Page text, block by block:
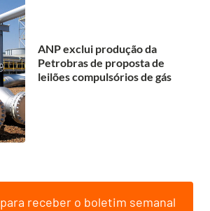
ANP exclui produção da
Petrobras de proposta de
leilões compulsórios de gás
para receber o boletim semanal